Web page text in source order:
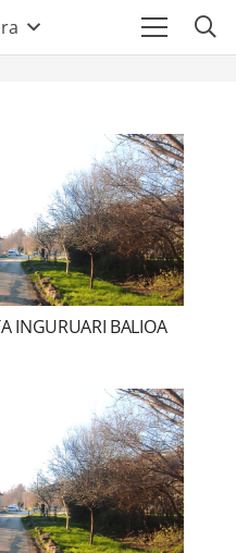
INGURUARI BALIOA